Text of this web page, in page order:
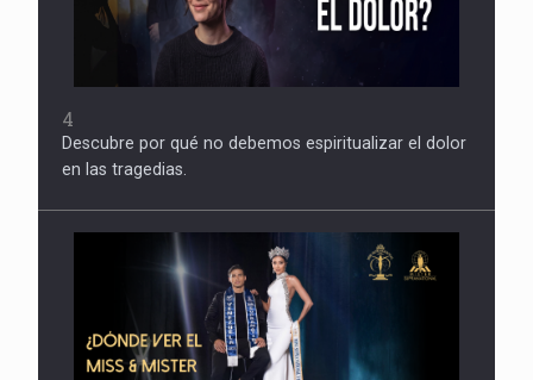
4
Descubre por qué no debemos espiritualizar el dolor
en las tragedias.